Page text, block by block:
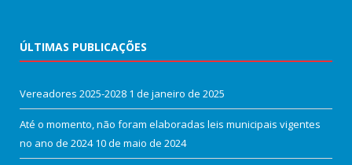
ÚLTIMAS PUBLICAÇÕES
Vereadores 2025-2028 1 de janeiro de 2025
Até o momento, não foram elaboradas leis municipais vigentes
no ano de 2024 10 de maio de 2024